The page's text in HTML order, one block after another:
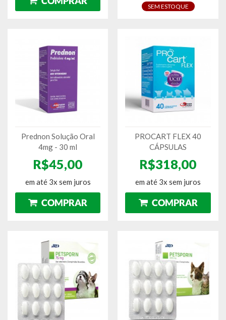
SEM ESTOQUE
Prednon Solução Oral
4mg - 30 ml
R$45,00
em até 3x sem juros
PROCART FLEX 40
CÁPSULAS
R$318,00
em até 3x sem juros